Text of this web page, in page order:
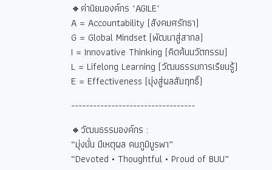
🔸ค่านิยมองค์กร "AGILE"
A = Accountability (สังคมศรัทธา)
G = Global Mindset (พัฒนาสู่สากล)
I = Innovative Thinking (คิดค้นนวัตกรรม)
L = Lifelong Learning (วัฒนธรรมการเรียนรู้)
E = Effectiveness (มุ่งสู่ผลสัมฤทธิ์)
----------------------------------
🔸วัฒนธรรมองค์กร :
“มุ่งมั่น มีเหตุผล คนภูมิบูรพา”
“Devoted • Thoughtful • Proud of BUU”